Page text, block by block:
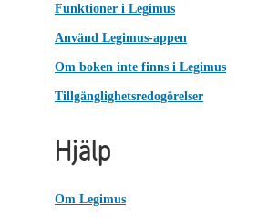
Funktioner i Legimus
Använd Legimus-appen
Om boken inte finns i Legimus
Tillgänglighetsredogörelser
Hjälp
Om Legimus